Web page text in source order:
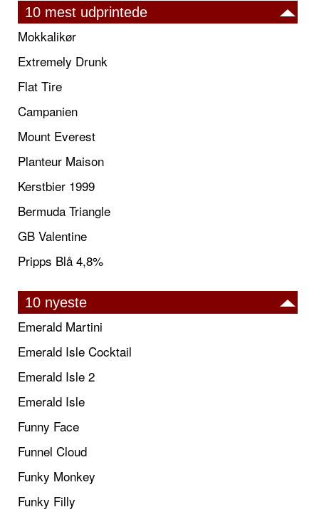
10 mest udprintede
Mokkalikør
Extremely Drunk
Flat Tire
Campanien
Mount Everest
Planteur Maison
Kerstbier 1999
Bermuda Triangle
GB Valentine
Pripps Blå 4,8%
10 nyeste
Emerald Martini
Emerald Isle Cocktail
Emerald Isle 2
Emerald Isle
Funny Face
Funnel Cloud
Funky Monkey
Funky Filly